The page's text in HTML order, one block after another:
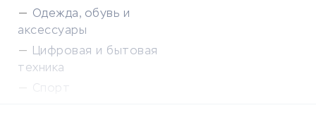
Одежда, обувь и
аксессуары
Цифровая и бытовая
техника
Спорт